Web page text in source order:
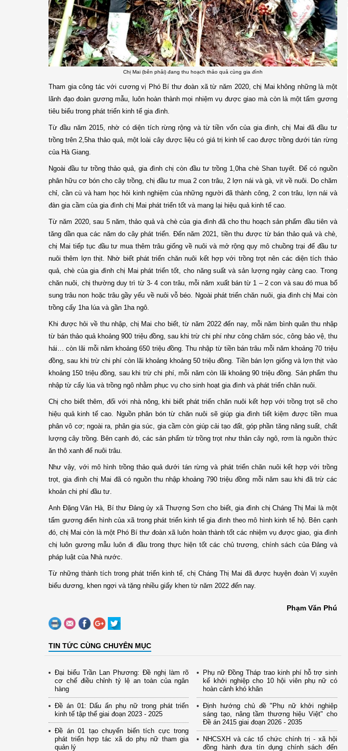
Chị Mai (bên phải) đang thu hoạch thảo quả cùng gia đình
Tham gia công tác với cương vị Phó Bí thư đoàn xã từ năm 2020, chị Mai không những là một
lãnh đạo đoàn gương mẫu, luôn hoàn thành mọi nhiệm vụ được giao mà còn là một tấm gương
tiêu biểu trong phát triển kinh tế gia đình.
Từ đầu năm 2015, nhờ có diện tích rừng rộng và từ tiền vốn của gia đình, chị Mai đã đầu tư
trồng trên 2,5ha thảo quả, một loài cây dược liệu có giá trị kinh tế cao được trồng dưới tán rừng
của Hà Giang.
Ngoài đầu tư trồng thảo quả, gia đình chị còn đầu tư trồng 1,0ha chè Shan tuyết. Để có nguồn
phân hữu cơ bón cho cây trồng, chị đầu tư mua 2 con trâu, 2 lợn nái và gà, vịt về nuôi. Do chăm
chỉ, cần cù và ham học hỏi kinh nghiệm của những người đã thành công, 2 con trâu, lợn nái và
đàn gia cầm của gia đình chị Mai phát triển tốt và mang lại hiệu quả kinh tế cao.
Từ năm 2020, sau 5 năm, thảo quả và chè của gia đình đã cho thu hoạch sản phẩm đầu tiên và
tăng dần qua các năm do cây phát triển. Đến năm 2021, tiền thu được từ bán thảo quả và chè,
chị Mai tiếp tục đầu tư mua thêm trâu giống về nuôi và mở rộng quy mô chuồng trại để đầu tư
nuôi thêm lợn thịt. Nhờ biết phát triển chăn nuôi kết hợp với trồng trọt nên các diện tích thảo
quả, chè của gia đình chị Mai phát triển tốt, cho năng suất và sản lượng ngày càng cao. Trong
chăn nuôi, chị thường duy trì từ 3- 4 con trâu, mỗi năm xuất bán từ 1 – 2 con và sau đó mua bổ
sung trâu non hoặc trâu gầy yếu về nuôi vỗ béo. Ngoài phát triển chăn nuôi, gia đình chị Mai còn
trồng cấy 1ha lúa và gần 1ha ngô.
Khi được hỏi về thu nhập, chị Mai cho biết, từ năm 2022 đến nay, mỗi năm bình quân thu nhập
từ bán thảo quả khoảng 900 triệu đồng, sau khi trừ chi phí như công chăm sóc, công bảo vệ, thu
hái… còn lãi mỗi năm khoảng 650 triệu đồng. Thu nhập từ tiền bán trâu mỗi năm khoảng 70 triệu
đồng, sau khi trừ chi phí còn lãi khoảng khoảng 50 triệu đồng. Tiền bán lợn giống và lợn thịt vào
khoảng 150 triệu đồng, sau khi trừ chi phí, mỗi năm còn lãi khoảng 90 triệu đồng. Sản phẩm thu
nhập từ cấy lúa và trồng ngô nhằm phục vụ cho sinh hoạt gia đình và phát triển chăn nuôi.
Chị cho biết thêm, đối với nhà nông, khi biết phát triển chăn nuôi kết hợp với trồng trọt sẽ cho
hiệu quả kinh tế cao. Nguồn phân bón từ chăn nuôi sẽ giúp gia đình tiết kiệm được tiền mua
phân vô cơ; ngoài ra, phân gia súc, gia cầm còn giúp cải tạo đất, góp phần tăng năng suất, chất
lượng cây trồng. Bên cạnh đó, các sản phẩm từ trồng trọt như thân cây ngô, rơm là nguồn thức
ăn thô xanh để nuôi trâu.
Như vậy, với mô hình trồng thảo quả dưới tán rừng và phát triển chăn nuôi kết hợp với trồng
trọt, gia đình chị Mai đã có nguồn thu nhập khoảng 790 triệu đồng mỗi năm sau khi đã trừ các
khoản chi phí đầu tư.
Anh Đặng Văn Hà, Bí thư Đảng ủy xã Thượng Sơn cho biết, gia đình chị Cháng Thị Mai là một
tấm gương điển hình của xã trong phát triển kinh tế gia đình theo mô hình kinh tế hộ. Bên cạnh
đó, chị Mai còn là một Phó Bí thư đoàn xã luôn hoàn thành tốt các nhiệm vụ được giao, gia đình
chị luôn gương mẫu luôn đi đầu trong thực hiện tốt các chủ trương, chính sách của Đảng và
pháp luật của Nhà nước.
Từ những thành tích trong phát triển kinh tế, chị Cháng Thị Mai đã được huyện đoàn Vị xuyên
biểu dương, khen ngợi và tặng nhiều giấy khen từ năm 2022 đến nay.
Phạm Văn Phú
TIN TỨC CÙNG CHUYÊN MỤC
Đại biểu Trần Lan Phương: Đề nghị làm rõ
cơ chế điều chỉnh tỷ lệ an toàn của ngân
hàng
Đề án 01: Dấu ấn phụ nữ trong phát triển
kinh tế tập thể giai đoạn 2023 - 2025
Đề án 01 tạo chuyển biến tích cực trong
phát triển hợp tác xã do phụ nữ tham gia
quản lý
Phụ nữ Đồng Tháp trao kinh phí hỗ trợ sinh
kế khởi nghiệp cho 10 hội viên phụ nữ có
hoàn cảnh khó khăn
Định hướng chủ đề "Phụ nữ khởi nghiệp
sáng tạo, nâng tầm thương hiệu Việt" cho
Đề án 2415 giai đoạn 2026 - 2035
NHCSXH và các tổ chức chính trị - xã hội
đồng hành đưa tín dụng chính sách đến